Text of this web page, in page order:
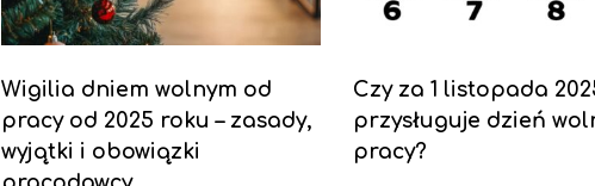
Wigilia dniem wolnym od
pracy od 2025 roku – zasady,
wyjątki i obowiązki
Czy za 1 listopada
przysługuje dzień
pracy?